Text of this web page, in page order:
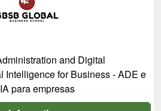
and Digital
Intelligence for Business - ADE e
para empresas